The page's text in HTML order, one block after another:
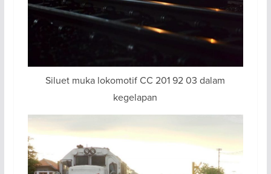
Siluet muka lokomotif CC 201 92 03 dalam
kegelapan